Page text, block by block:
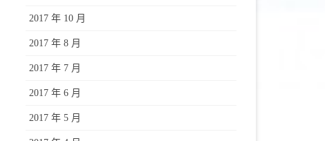
2017 年 10 月
2017 年 8 月
2017 年 7 月
2017 年 6 月
2017 年 5 月